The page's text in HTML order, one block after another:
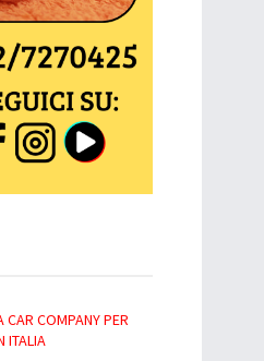
CAR COMPANY PER
ITALIA